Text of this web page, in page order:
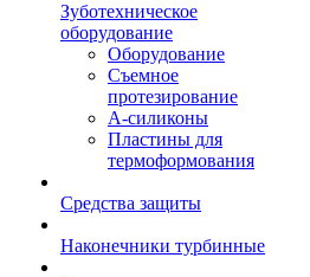
Зуботехническое
оборудование
Оборудование
Съемное
протезирование
А-силиконы
Пластины для
термоформования
Средства защиты
Наконечники турбинные